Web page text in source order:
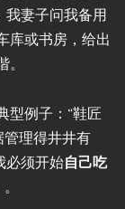
我妻子问我备用
库或书房，给出
型例子：“鞋匠
管理得井井有
必须开始自己吃
。